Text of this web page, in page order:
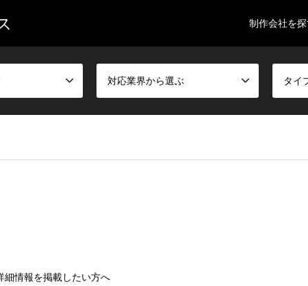
制作会社を
対応業界から選ぶ タイ
細情報を掲載したい方へ